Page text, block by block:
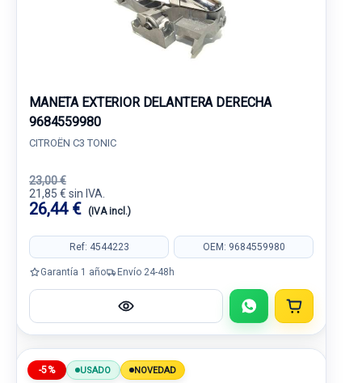
MANETA EXTERIOR DELANTERA DERECHA
9684559980
CITROËN C3 TONIC
23,00 €
21,85 € sin IVA.
26,44 € (IVA incl.)
Ref: 4544223 OEM: 9684559980
Garantía 1 año Envío 24-48h
-5% USADO NOVEDAD